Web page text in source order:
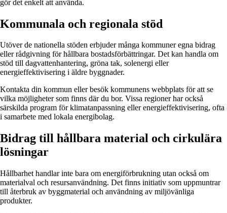
gör det enkelt att använda.
Kommunala och regionala stöd
Utöver de nationella stöden erbjuder många kommuner egna bidrag
eller rådgivning för hållbara bostadsförbättringar. Det kan handla om
stöd till dagvattenhantering, gröna tak, solenergi eller
energieffektivisering i äldre byggnader.
Kontakta din kommun eller besök kommunens webbplats för att se
vilka möjligheter som finns där du bor. Vissa regioner har också
särskilda program för klimatanpassning eller energieffektivisering, ofta
i samarbete med lokala energibolag.
Bidrag till hållbara material och cirkulära
lösningar
Hållbarhet handlar inte bara om energiförbrukning utan också om
materialval och resursanvändning. Det finns initiativ som uppmuntrar
till återbruk av byggmaterial och användning av miljövänliga
produkter.